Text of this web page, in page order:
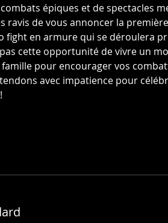
épiques et de spectacles
ravis de vous annoncer la
fight en armure qui se déroulera
cette opportunité de vivre un
pour encourager vos
avec impatience pour